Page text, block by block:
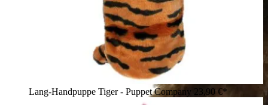
Lang-Handpuppe Tiger - Puppet Company 23,90 €*